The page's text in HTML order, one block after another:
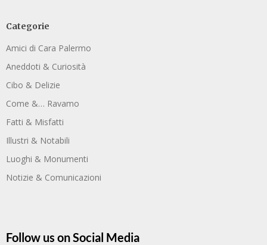
Categorie
Amici di Cara Palermo
Aneddoti & Curiosità
Cibo & Delizie
Come &… Ravamo
Fatti & Misfatti
Illustri & Notabili
Luoghi & Monumenti
Notizie & Comunicazioni
Follow us on Social Media